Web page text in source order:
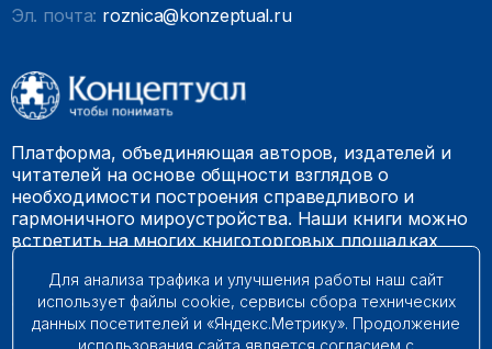
Эл. почта: roznica@konzeptual.ru
Платформа, объединяющая авторов, издателей и
читателей на основе общности взглядов о
необходимости построения справедливого и
гармоничного мироустройства. Наши книги можно
встретить на многих книготорговых площадках
© 2009 – 2026. Все права защищены.
Для анализа трафика и улучшения работы наш сайт
использует файлы cookie, сервисы сбора технических
данных посетителей и «Яндекс.Метрику». Продолжение
использования сайта является согласием с